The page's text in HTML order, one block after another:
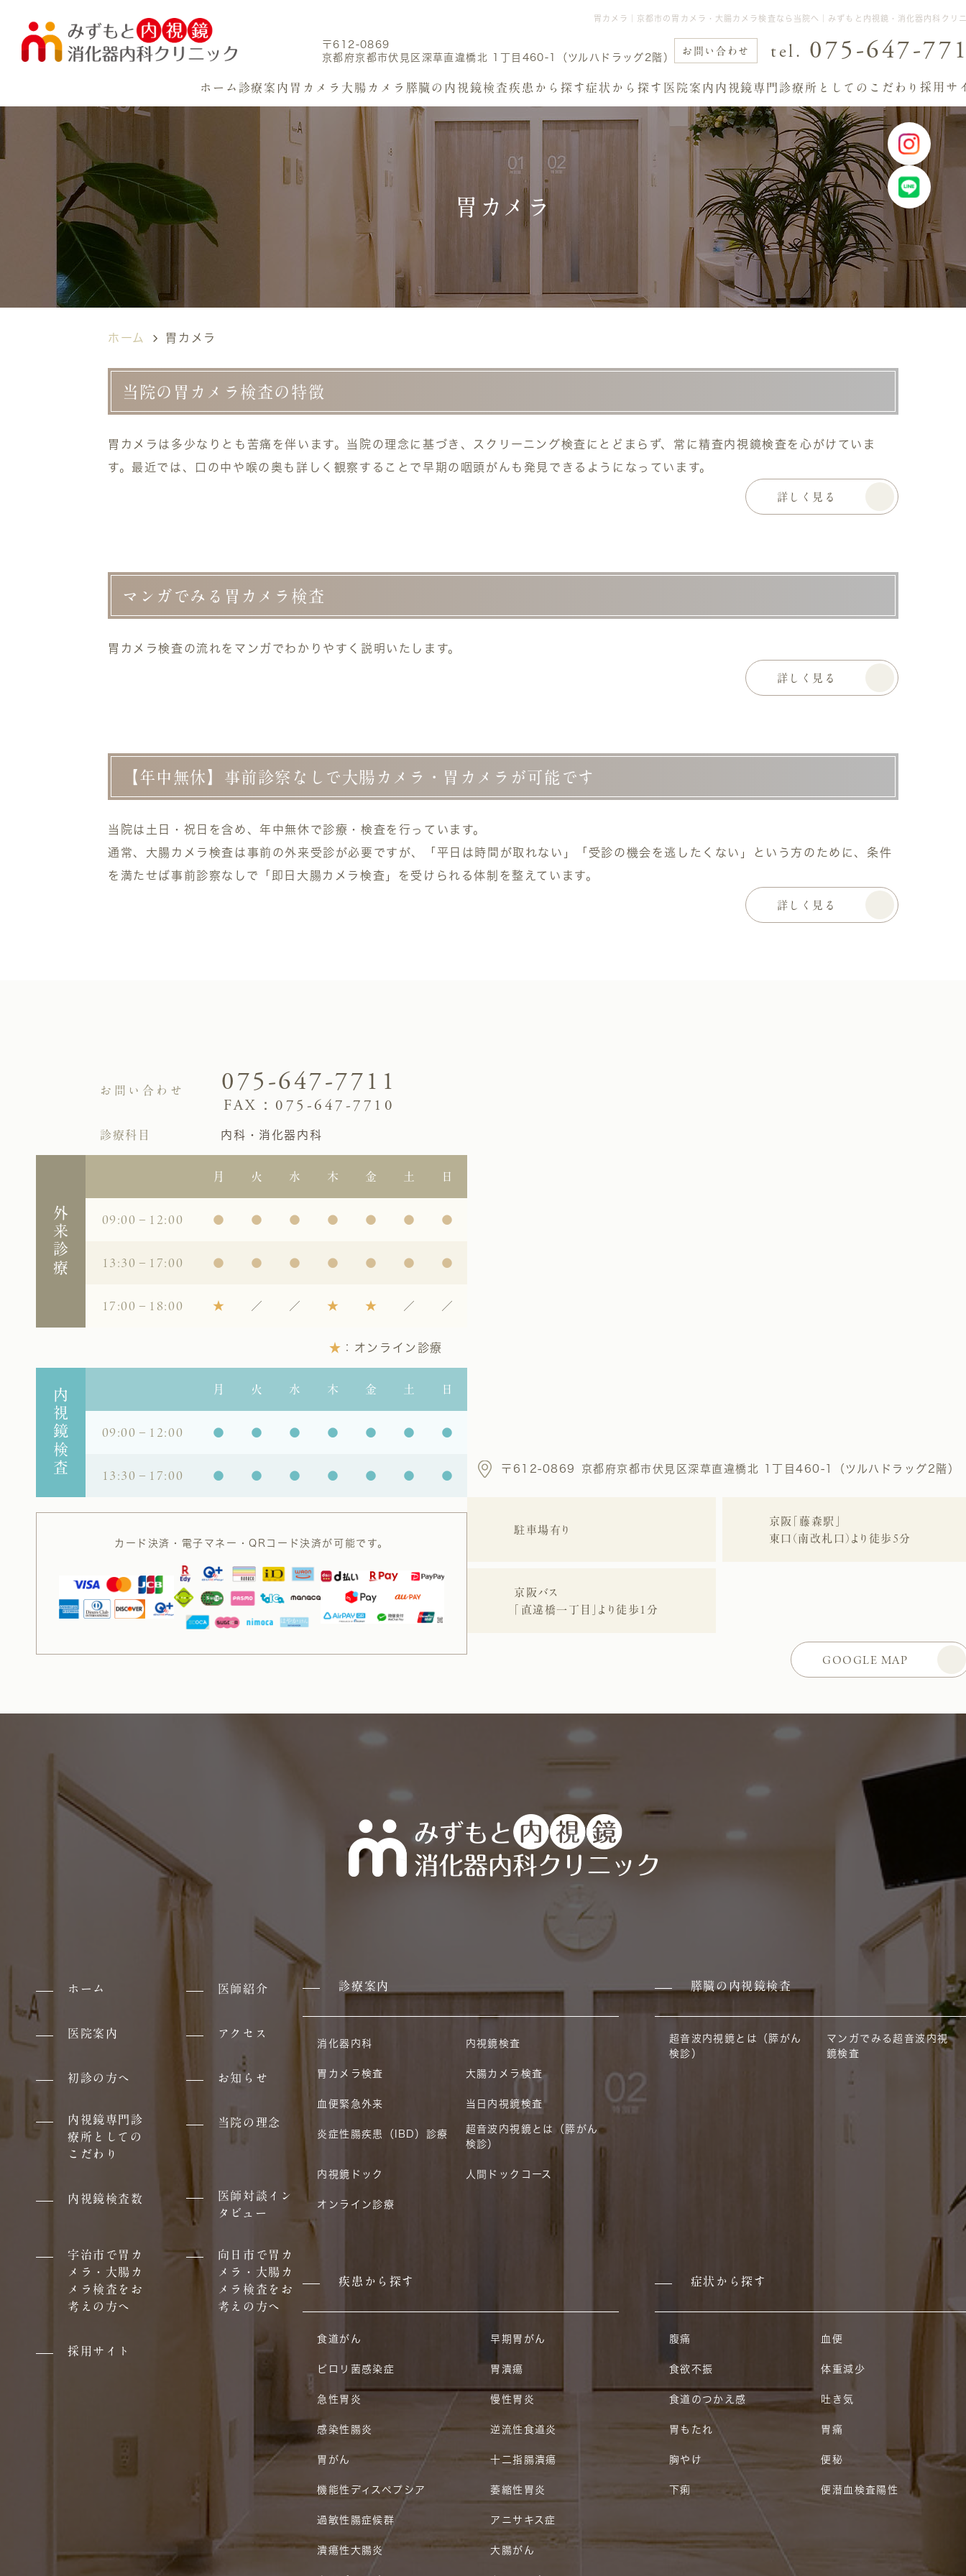
胃カメラ｜京都市の胃カメラ・大腸カメラ検査なら当院へ｜みずもと内視鏡・消化器内科クリ
〒612-0869
京都府京都市伏見区深草直違橋北 1丁目460-1（ツルハドラッグ2階）
お問い合わせ tel. 075-647-
ホーム 診療案内 胃カメラ 大腸カメラ 膵臓の内視鏡検査 疾患から探す症状から探す 医院案内 内視鏡専門診療所としてのこだわり採用サ
胃カメラ
ホーム 胃カメラ
当院の胃カメラ検査の特徴
胃カメラは多少なりとも苦痛を伴います。当院の理念に基づき、スクリーニング検査にとどまらず、常に精査内視鏡検査を心がけていま
す。最近では、口の中や喉の奥も詳しく観察することで早期の咽頭がんも発見できるようになっています。
詳しく見る
マンガでみる胃カメラ検査
胃カメラ検査の流れをマンガでわかりやすく説明いたします。
詳しく見る
【年中無休】事前診察なしで大腸カメラ・胃カメラが可能です
当院は 土日・祝日を含め、年中無休で診療・検査 を行っています。
通常、大腸カメラ検査は事前の外来受診が必要ですが、「平日は時間が取れない」「受診の機会を逃したくない」という方のために、条件
を満たせば事前診察なしで「即日大腸カメラ検査」を受けられる体制を整えています。
詳しく見る
お問い合わせ 075-647-7711
FAX：075-647-7710
診療科目 内科・消化器内科
外来診療
月 火 水 木 金 土 日
09:00－12:00 ● ● ● ● ● ● ●
13:30－17:00 ● ● ● ● ● ● ●
17:00－18:00 ★ ／ ／ ★ ★ ／ ／
★ ：オンライン診療
内視鏡検査 月 火 水 木 金 土 日
09:00－12:00 ● ● ● ● ● ● ●
13:30－17:00 ● ● ● ● ● ● ●
カード決済・電子マネー・QRコード決済が可能です。
〒612-0869 京都府京都市伏見区深草直違橋北 1丁目460-1（ツルハドラッグ2階）
駐車場有り
京阪「藤森駅」
東口（南改札口）より徒歩5分
京阪バス
「直違橋一丁目」より徒歩1分
GOOGLE MAP
ホーム 医師紹介
医院案内 アクセス
初診の方へ お知らせ
内視鏡専門診
療所としての
こだわり
当院の理念
内視鏡検査数
医師対談イン
タビュー
宇治市で胃カ
メラ・大腸カ
メラ検査をお
考えの方へ
向日市で胃カ
メラ・大腸カ
メラ検査をお
考えの方へ
採用サイト
診療案内
消化器内科 内視鏡検査
胃カメラ検査 大腸カメラ検査
血便緊急外来 当日内視鏡検査
炎症性腸疾患（IBD）診療
超音波内視鏡とは（膵がん
検診）
内視鏡ドック 人間ドックコース
オンライン診療
膵臓の内視鏡検査
超音波内視鏡とは（膵がん
検診）
マンガでみる超音波内視
鏡検査
疾患から探す
食道がん 早期胃がん
ピロリ菌感染症 胃潰瘍
急性胃炎 慢性胃炎
感染性腸炎 逆流性食道炎
胃がん 十二指腸潰瘍
機能性ディスペプシア 萎縮性胃炎
過敏性腸症候群 アニサキス症
潰瘍性大腸炎 大腸がん
症状から探す
腹痛 血便
食欲不振 体重減少
食道のつかえ感 吐き気
胃もたれ 胃痛
胸やけ 便秘
下痢 便潜血検査陽性